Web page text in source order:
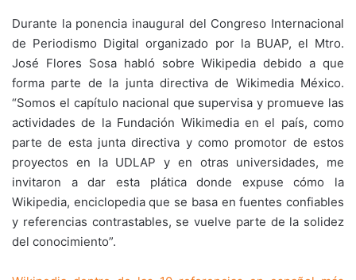
Durante la ponencia inaugural del Congreso Internacional
de Periodismo Digital organizado por la BUAP, el Mtro.
José Flores Sosa habló sobre Wikipedia debido a que
forma parte de la junta directiva de Wikimedia México.
“Somos el capítulo nacional que supervisa y promueve las
actividades de la Fundación Wikimedia en el país, como
parte de esta junta directiva y como promotor de estos
proyectos en la UDLAP y en otras universidades, me
invitaron a dar esta plática donde expuse cómo la
Wikipedia, enciclopedia que se basa en fuentes confiables
y referencias contrastables, se vuelve parte de la solidez
del conocimiento”.